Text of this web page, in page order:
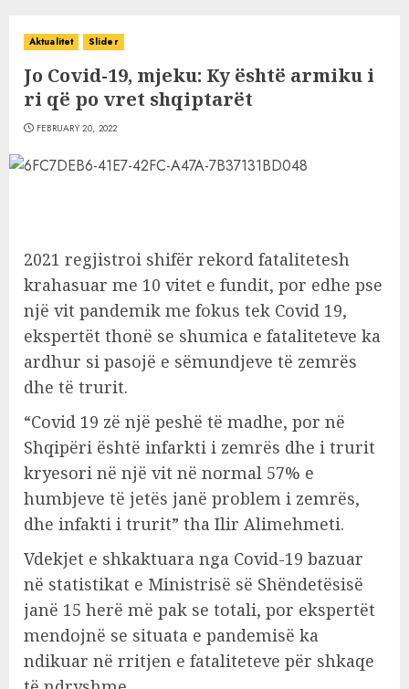
Aktualitet Slider
Jo Covid-19, mjeku: Ky është armiku i
ri që po vret shqiptarët
FEBRUARY 20, 2022
2021 regjistroi shifër rekord fatalitetesh
krahasuar me 10 vitet e fundit, por edhe pse
një vit pandemik me fokus tek Covid 19,
ekspertët thonë se shumica e fataliteteve ka
ardhur si pasojë e sëmundjeve të zemrës
dhe të trurit.
“Covid 19 zë një peshë të madhe, por në
Shqipëri është infarkti i zemrës dhe i trurit
kryesori në një vit në normal 57% e
humbjeve të jetës janë problem i zemrës,
dhe infakti i trurit” tha Ilir Alimehmeti.
Vdekjet e shkaktuara nga Covid-19 bazuar
në statistikat e Ministrisë së Shëndetësisë
janë 15 herë më pak se totali, por ekspertët
mendojnë se situata e pandemisë ka
ndikuar në rritjen e fataliteteve për shkaqe